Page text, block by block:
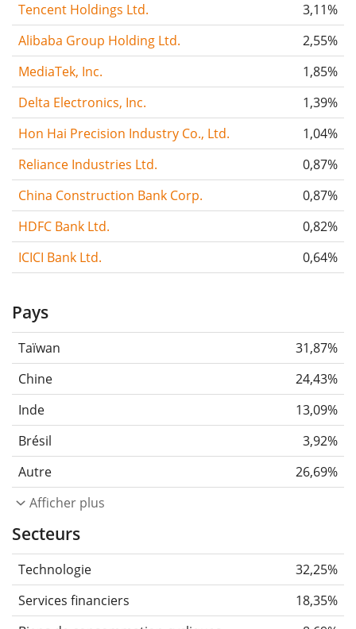
Tencent Holdings Ltd.
3,11%
Alibaba Group Holding Ltd.
2,55%
MediaTek, Inc.
1,85%
Delta Electronics, Inc.
1,39%
Hon Hai Precision Industry Co., Ltd.
1,04%
Reliance Industries Ltd.
0,87%
China Construction Bank Corp.
0,87%
HDFC Bank Ltd.
0,82%
ICICI Bank Ltd.
0,64%
Pays
Taïwan
31,87%
Chine
24,43%
Inde
13,09%
Brésil
3,92%
Autre
26,69%
Afficher plus
Secteurs
Technologie
32,25%
Services financiers
18,35%